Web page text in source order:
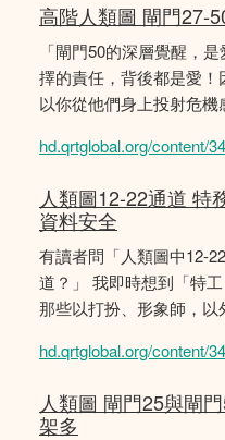
高階人類圖 閘門27-
「閘門50的深層覺醒，
擇的責任，背後都是愛
以你從他們身上投射危機
hd.qrtglobal.org/content/
人類圖12-22通道 特
資料安全
有讀者問「人類圖中12-
道？」 我即時想到「特
那些以打扮、形象師，以
hd.qrtglobal.org/content/
人類圖 閘門25與閘
架多